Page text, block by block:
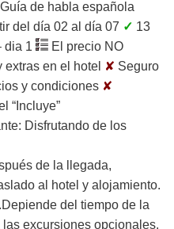
Guía de habla española
del día 02 al día 07 ✓ 13
dia 1
El precio NO
en el hotel ✘ Seguro
y condiciones ✘
“Incluye”
de la llegada,
al hotel y alojamiento.
del tiempo de la
excursiones opcionales.